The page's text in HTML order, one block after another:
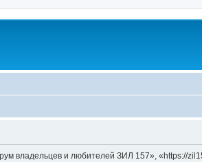
и любителей ЗИЛ 157», «https://